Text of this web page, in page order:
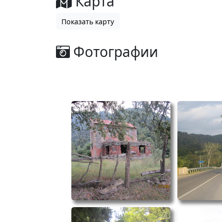
Показать карту
Фотографии